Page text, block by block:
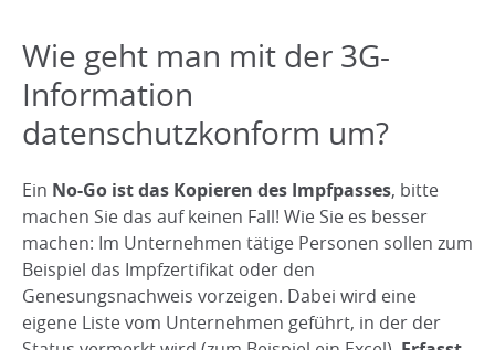
Wie geht man mit der 3G-
Information
datenschutzkonform um?
Ein No-Go ist das Kopieren des Impfpasses, bitte
machen Sie das auf keinen Fall! Wie Sie es besser
machen: Im Unternehmen tätige Personen sollen zum
Beispiel das Impfzertifikat oder den
Genesungsnachweis vorzeigen. Dabei wird eine
eigene Liste vom Unternehmen geführt, in der der